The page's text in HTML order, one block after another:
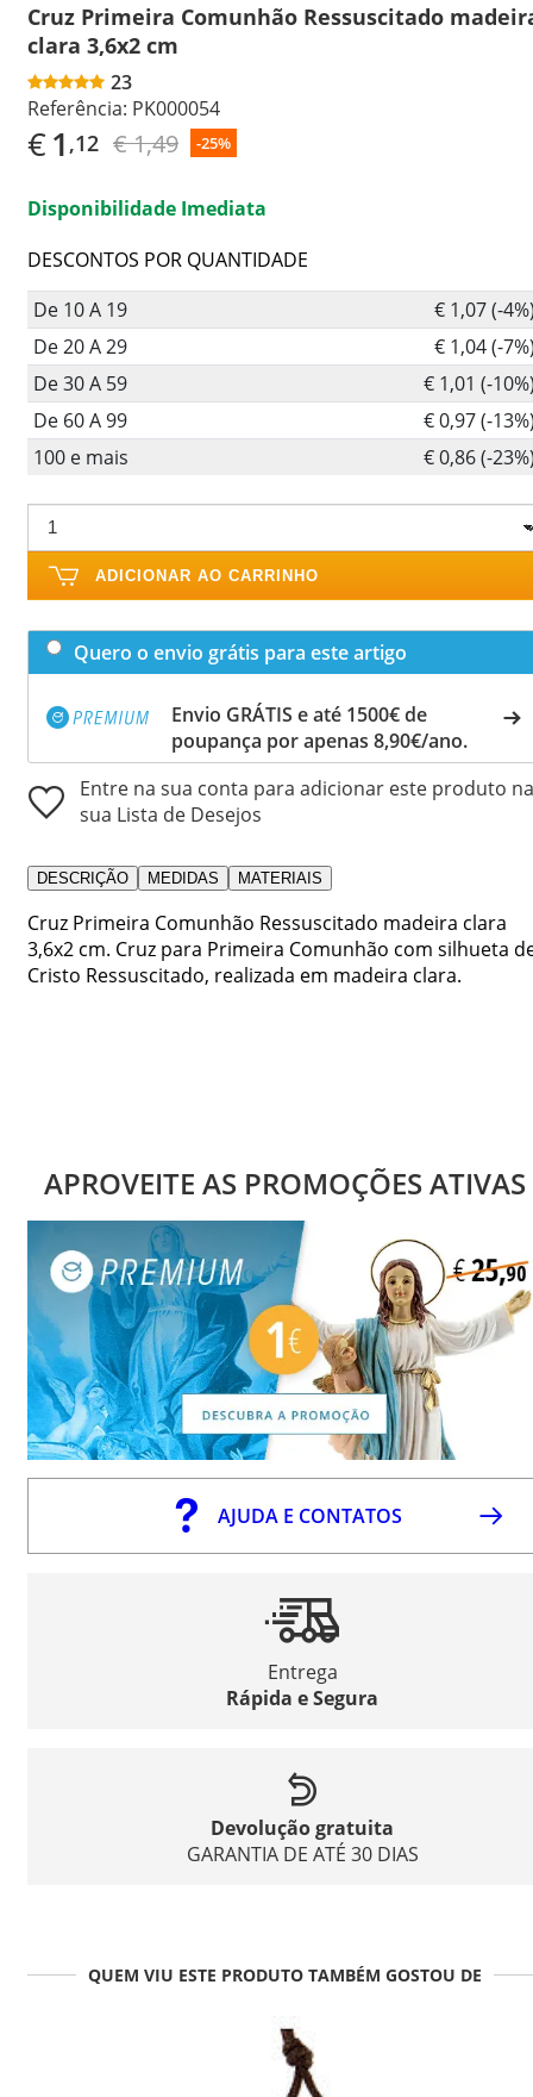
Cruz Primeira Comunhão Ressuscitado
clara 3,6x2 cm
23
Referência: PK000054
€1 ,12 € 1,49 -25%
Disponibilidade Imediata
DESCONTOS POR QUANTIDADE
De 10 A 19
€ 1,07 (-
De 20 A 29
€ 1,04 (-
De 30 A 59
€ 1,01 (-
De 60 A 99
€ 0,97 (-
100 e mais
€ 0,86 (-
ADICIONAR AO CARRINHO
Quero o envio grátis para este artigo
Envio GRÁTIS e até 1500€ de
poupança por apenas 8,90€/ano.
Entre na sua conta para adicionar este produto na
sua Lista de Desejos
DESCRIÇÃO MEDIDAS MATERIAIS
Cruz Primeira Comunhão Ressuscitado madeira clara
3,6x2 cm. Cruz para Primeira Comunhão com silhueta
Cristo Ressuscitado, realizada em madeira clara.
APROVEITE AS PROMOÇÕES ATIVAS
AJUDA E CONTATOS
Entrega
Rápida e Segura
Devolução gratuita
GARANTIA DE ATÉ 30 DIAS
QUEM VIU ESTE PRODUTO TAMBÉM GOSTOU DE